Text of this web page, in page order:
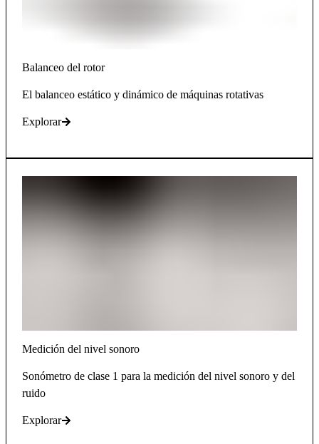
Balanceo del rotor
El balanceo estático y dinámico de máquinas rotativas
Explorar
Medición del nivel sonoro
Sonómetro de clase 1 para la medición del nivel sonoro y del
ruido
Explorar